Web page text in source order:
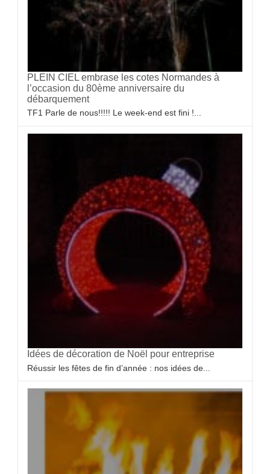
PLEIN CIEL embrase les cotes Normandes à
l’occasion du 80ème anniversaire du
débarquement
TF1 Parle de nous!!!!! Le week-end est fini !...
Idées de décoration de Noël pour entreprise
Réussir les fêtes de fin d’année : nos idées de...